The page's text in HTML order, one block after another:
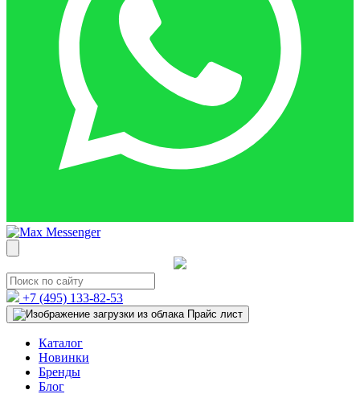
+7 (495) 133-82-53
Прайс лист
Каталог
Новинки
Бренды
Блог